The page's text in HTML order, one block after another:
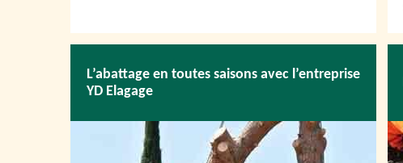
L’abattage en toutes saisons avec l’entreprise
YD Elagage